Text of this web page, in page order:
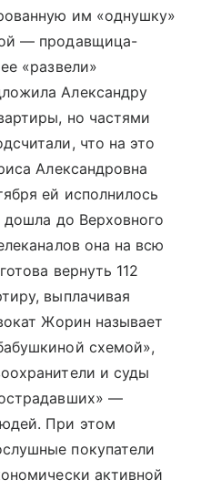
им «однушку»
— продавщица-
«развели»
Александру
но частями
что на это
Александровна
ей исполнилось
до Верховного
она на всю
вернуть 112
выплачивая
Жорин называет
схемой»,
и суды
—
При этом
покупатели
активной